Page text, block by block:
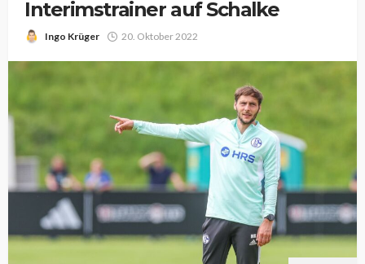
Interimstrainer auf Schalke
Ingo Krüger 20. Oktober 2022